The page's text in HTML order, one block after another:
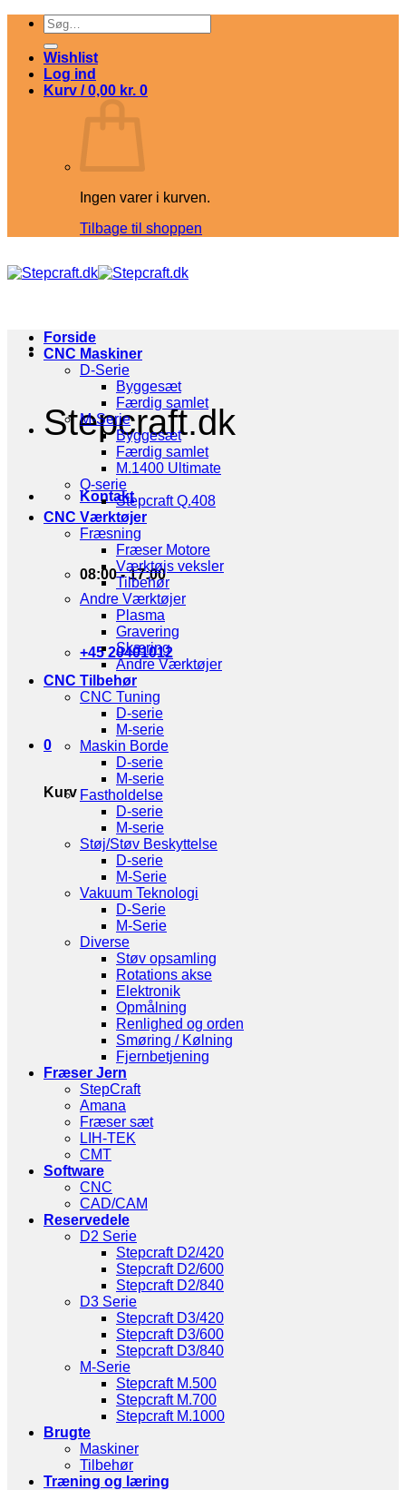
Fortsæt
indhold
Søg
efter:
Wishlist
Log ind
Kurv /0,00 kr. 0
Ingen varer i kurven.
Tilbage til shoppen
Stepcraft.dk
Kontakt
08:00 - 17:00
+45 20401012
0
Kurv
Forside
CNC Maskiner
D-Serie
Byggesæt
Færdig samlet
M-Serie
Byggesæt
Færdig samlet
M.1400 Ultimate
Q-serie
Stepcraft Q.408
CNC Værktøjer
Fræsning
Fræser Motore
Værktøjs veksler
Tilbehør
Andre Værktøjer
Plasma
Gravering
Skæring
Andre Værktøjer
CNC Tilbehør
CNC Tuning
D-serie
M-serie
Maskin Borde
D-serie
M-serie
Fastholdelse
D-serie
M-serie
Støj/Støv Beskyttelse
D-serie
M-Serie
Vakuum Teknologi
D-Serie
M-Serie
Diverse
Støv opsamling
Rotations akse
Elektronik
Opmålning
Renlighed og orden
Smøring / Kølning
Fjernbetjening
Fræser Jern
StepCraft
Amana
Fræser sæt
LIH-TEK
CMT
Software
CNC
CAD/CAM
Reservedele
D2 Serie
Stepcraft D2/420
Stepcraft D2/600
Stepcraft D2/840
D3 Serie
Stepcraft D3/420
Stepcraft D3/600
Stepcraft D3/840
M-Serie
Stepcraft M.500
Stepcraft M.700
Stepcraft M.1000
Brugte
Maskiner
Tilbehør
Træning og læring